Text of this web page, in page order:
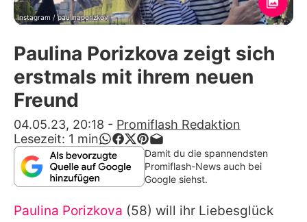
Promiflash Exklusiv
Alle Themen auf Promiflash
App runterladen
Team
Redaktionelle Richtlinien
Impressum
Instagram / paulinaporizkov
Paulina Porizkova zeigt sich
erstmals mit ihrem neuen
Freund
04.05.23, 20:18 - Promiflash Redaktion
Lesezeit: 1 min
Damit du die spannendsten
Promiflash-News auch bei
Google siehst.
Paulina Porizkova (58) will ihr Liebesglück